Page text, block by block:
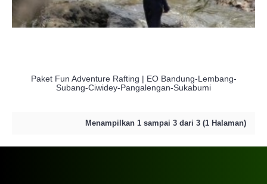
Paket Fun Adventure Rafting | EO Bandung-Lembang-
Subang-Ciwidey-Pangalengan-Sukabumi
Menampilkan 1 sampai 3 dari 3 (1 Halaman)